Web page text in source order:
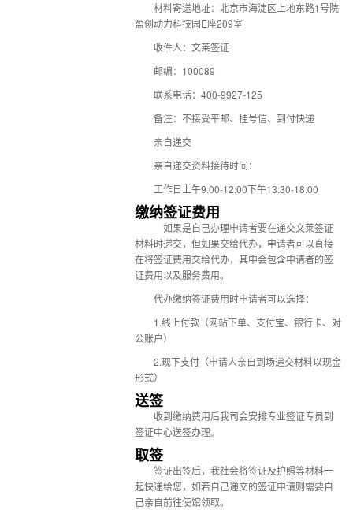
材料寄送地址：北京市海淀区上地东路1号院
盈创动力科技园E座209室
收件人：文莱签证
邮编：100089
联系电话：400-9927-125
备注：不接受平邮、挂号信、到付快递
亲自递交
亲自递交资料接待时间：
工作日上午9:00-12:00下午13:30-18:00
缴纳签证费用
如果是自己办理申请者要在递交文莱签证
材料时递交，但如果交给代办，申请者可以直接
在将签证费用交给代办，其中会包含申请者的签
证费用以及服务费用。
代办缴纳签证费用时申请者可以选择：
1.线上付款（网站下单、支付宝、银行卡、对
公账户）
2.现下支付（申请人亲自到场递交材料以现金
形式）
送签
收到缴纳费用后我司会安排专业签证专员到
签证中心送签办理。
取签
签证出签后，我社会将签证及护照等材料一
起快递给您，如若自己递交的签证申请则需要自
己亲自前往使馆领取。